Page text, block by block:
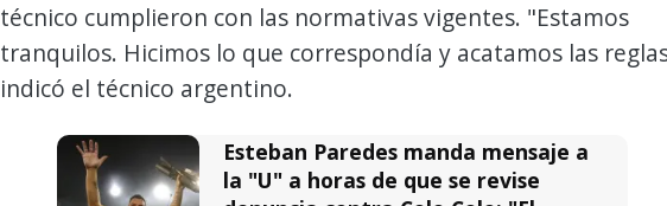
técnico cumplieron con las normativas vigentes. "Estamos
tranquilos. Hicimos lo que correspondía y acatamos las
indicó el técnico argentino.
Esteban Paredes manda mensaje a
la "U" a horas de que se revise